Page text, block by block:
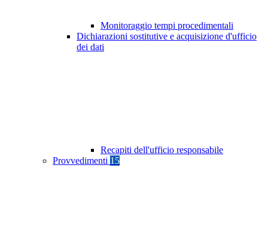
Monitoraggio tempi procedimentali
Dichiarazioni sostitutive e acquisizione d'ufficio
dei dati
Recapiti dell'ufficio responsabile
Provvedimenti 15